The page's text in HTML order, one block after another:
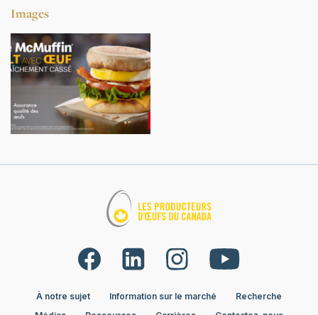
Images
À notre sujet Information sur le marché
Recherche